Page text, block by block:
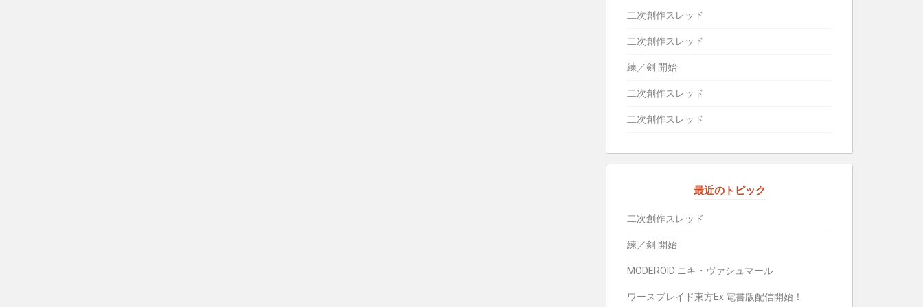
二次創作スレッド
二次創作スレッド
練／剣 開始
二次創作スレッド
二次創作スレッド
最近のトピック
二次創作スレッド
練／剣 開始
MODEROID ニキ・ヴァシュマール
ワースブレイド東方Ex 電書版配信開始！